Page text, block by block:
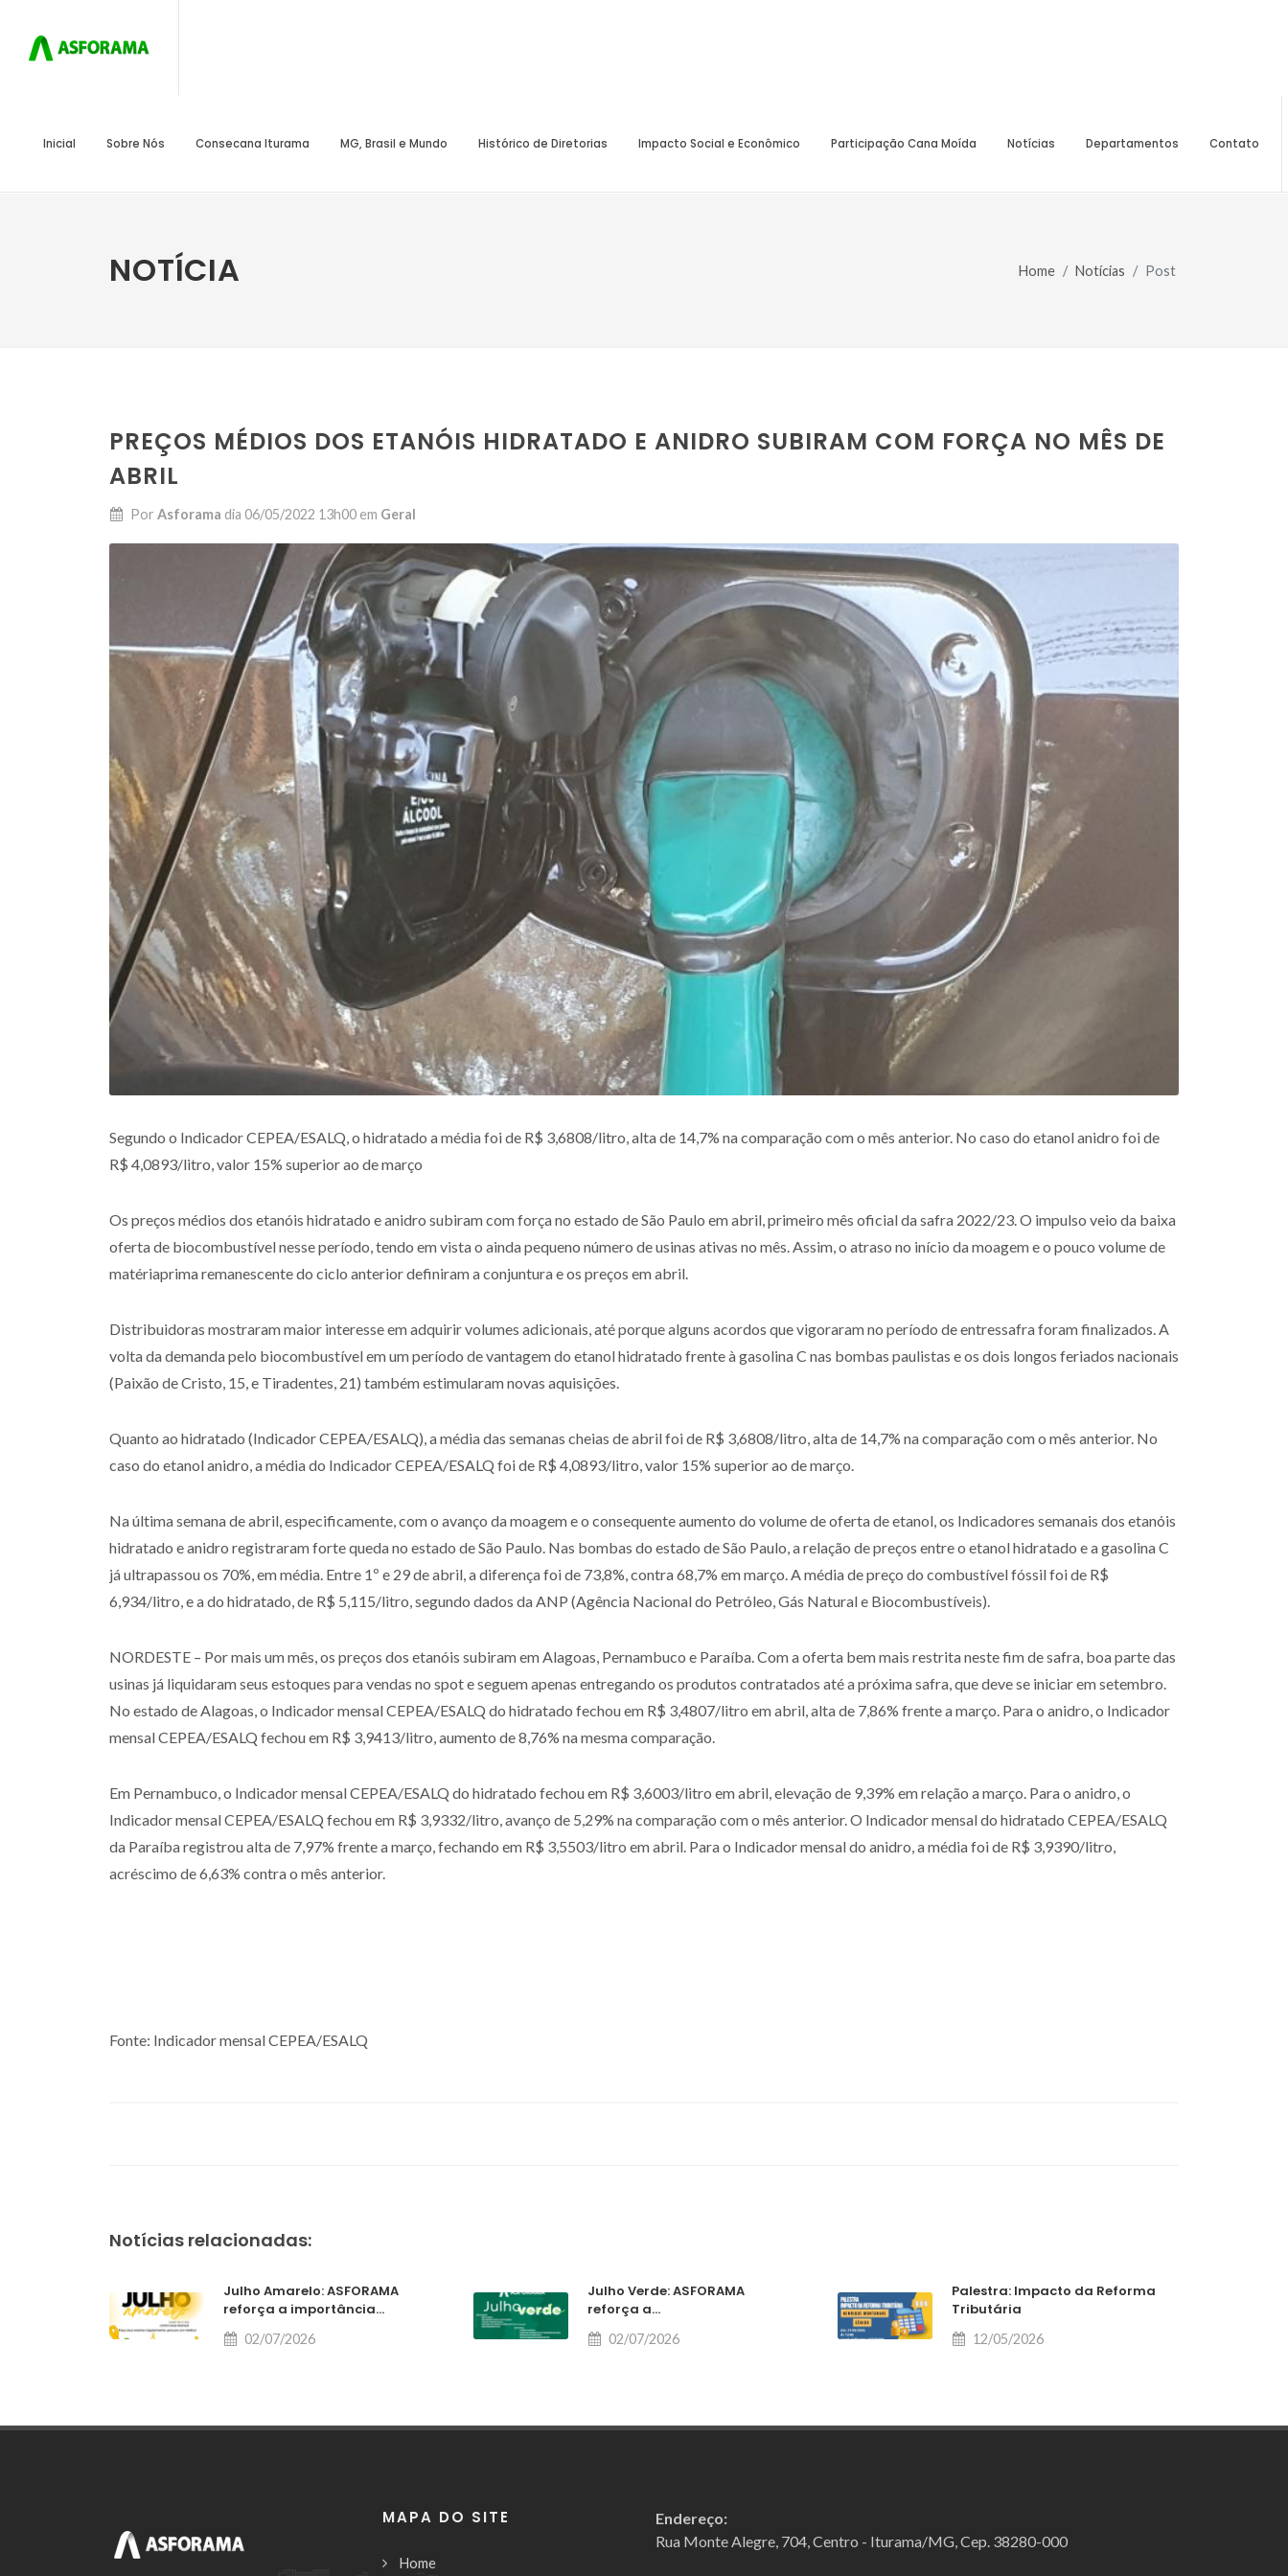
Inicial Sobre Nós Consecana Iturama MG, Brasil e Mundo Histórico de Diretorias Impacto Social e Econômico Participação Cana Moída Notícias Departamentos Contato
NOTÍCIA Home Notícias Post
PREÇOS MÉDIOS DOS ETANÓIS HIDRATADO E ANIDRO SUBIRAM COM FORÇA NO MÊS DE
ABRIL
Por Asforama dia 06/05/2022 13h00 em Geral
Segundo o Indicador CEPEA/ESALQ, o hidratado a média foi de R$ 3,6808/litro, alta de 14,7% na comparação com o mês anterior. No caso do etanol anidro foi de
R$ 4,0893/litro, valor 15% superior ao de março
Os preços médios dos etanóis hidratado e anidro subiram com força no estado de São Paulo em abril, primeiro mês oficial da safra 2022/23. O impulso veio da baixa
oferta de biocombustível nesse período, tendo em vista o ainda pequeno número de usinas ativas no mês. Assim, o atraso no início da moagem e o pouco volume de
matériaprima remanescente do ciclo anterior definiram a conjuntura e os preços em abril.
Distribuidoras mostraram maior interesse em adquirir volumes adicionais, até porque alguns acordos que vigoraram no período de entressafra foram finalizados. A
volta da demanda pelo biocombustível em um período de vantagem do etanol hidratado frente à gasolina C nas bombas paulistas e os dois longos feriados nacionais
(Paixão de Cristo, 15, e Tiradentes, 21) também estimularam novas aquisições.
Quanto ao hidratado (Indicador CEPEA/ESALQ), a média das semanas cheias de abril foi de R$ 3,6808/litro, alta de 14,7% na comparação com o mês anterior. No
caso do etanol anidro, a média do Indicador CEPEA/ESALQ foi de R$ 4,0893/litro, valor 15% superior ao de março.
Na última semana de abril, especificamente, com o avanço da moagem e o consequente aumento do volume de oferta de etanol, os Indicadores semanais dos etanóis
hidratado e anidro registraram forte queda no estado de São Paulo. Nas bombas do estado de São Paulo, a relação de preços entre o etanol hidratado e a gasolina C
já ultrapassou os 70%, em média. Entre 1º e 29 de abril, a diferença foi de 73,8%, contra 68,7% em março. A média de preço do combustível fóssil foi de R$
6,934/litro, e a do hidratado, de R$ 5,115/litro, segundo dados da ANP (Agência Nacional do Petróleo, Gás Natural e Biocombustíveis).
NORDESTE – Por mais um mês, os preços dos etanóis subiram em Alagoas, Pernambuco e Paraíba. Com a oferta bem mais restrita neste fim de safra, boa parte das
usinas já liquidaram seus estoques para vendas no spot e seguem apenas entregando os produtos contratados até a próxima safra, que deve se iniciar em setembro.
No estado de Alagoas, o Indicador mensal CEPEA/ESALQ do hidratado fechou em R$ 3,4807/litro em abril, alta de 7,86% frente a março. Para o anidro, o Indicador
mensal CEPEA/ESALQ fechou em R$ 3,9413/litro, aumento de 8,76% na mesma comparação.
Em Pernambuco, o Indicador mensal CEPEA/ESALQ do hidratado fechou em R$ 3,6003/litro em abril, elevação de 9,39% em relação a março. Para o anidro, o
Indicador mensal CEPEA/ESALQ fechou em R$ 3,9332/litro, avanço de 5,29% na comparação com o mês anterior. O Indicador mensal do hidratado CEPEA/ESALQ
da Paraíba registrou alta de 7,97% frente a março, fechando em R$ 3,5503/litro em abril. Para o Indicador mensal do anidro, a média foi de R$ 3,9390/litro,
acréscimo de 6,63% contra o mês anterior.
Fonte: Indicador mensal CEPEA/ESALQ
Notícias relacionadas:
Julho Amarelo: ASFORAMA
reforça a importância...
02/07/2026
Julho Verde: ASFORAMA
reforça a...
02/07/2026
Palestra: Impacto da Reforma
Tributária
12/05/2026
MAPA DO SITE
Home
Endereço:
Rua Monte Alegre, 704, Centro - Iturama/MG, Cep. 38280-000